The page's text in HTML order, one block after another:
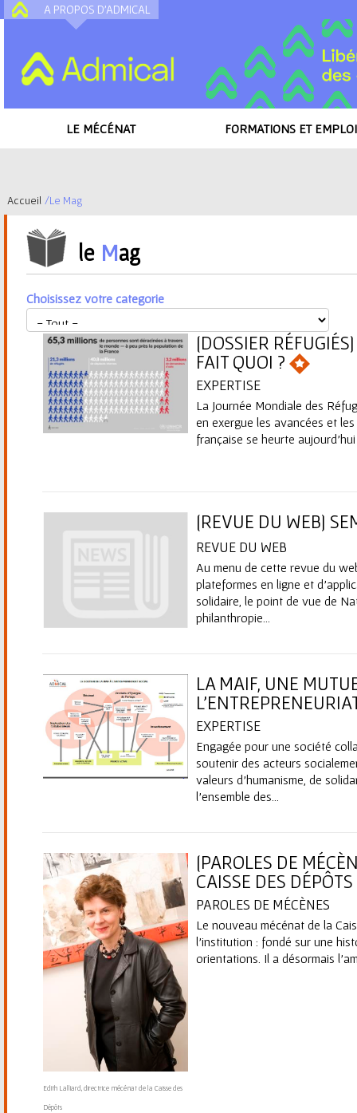
A PROPOS D'ADMICAL
LE MÉCÉNAT FORMATIONS ET
Accueil /Le Mag
le Mag
Choisissez votre categorie
[DOSSIER
FAIT QUOI ?
EXPERTISE
La Journée Mondiale des
en exergue les avancées et
française se heurte
[REVUE DU WEB]
REVUE DU WEB
Au menu de cette revue du
plateformes en ligne et
solidaire, le point de vue de
philanthropie...
LA MAIF, UNE
EXPERTISE
Engagée pour une société
soutenir des acteurs
valeurs d’humanisme, de
l’ensemble des...
Edith Lalliard, directrice mécénat de la Caisse des
Dépôts
[PAROLES DE
CAISSE DES DÉPÔTS
PAROLES DE MÉCÈNES
Le nouveau mécénat de la
l’institution : fondé sur une
orientations. Il a désormais